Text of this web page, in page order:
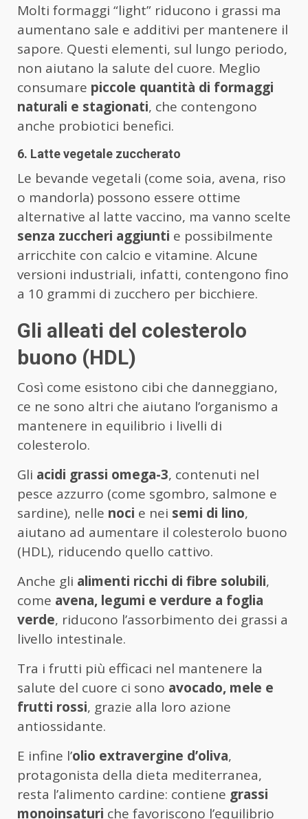
Molti formaggi “light” riducono i grassi ma
aumentano sale e additivi per mantenere il
sapore. Questi elementi, sul lungo periodo,
non aiutano la salute del cuore. Meglio
consumare piccole quantità di formaggi
naturali e stagionati, che contengono
anche probiotici benefici.
6. Latte vegetale zuccherato
Le bevande vegetali (come soia, avena, riso
o mandorla) possono essere ottime
alternative al latte vaccino, ma vanno scelte
senza zuccheri aggiunti e possibilmente
arricchite con calcio e vitamine. Alcune
versioni industriali, infatti, contengono fino
a 10 grammi di zucchero per bicchiere.
Gli alleati del colesterolo
buono (HDL)
Così come esistono cibi che danneggiano,
ce ne sono altri che aiutano l’organismo a
mantenere in equilibrio i livelli di
colesterolo.
Gli acidi grassi omega-3, contenuti nel
pesce azzurro (come sgombro, salmone e
sardine), nelle noci e nei semi di lino,
aiutano ad aumentare il colesterolo buono
(HDL), riducendo quello cattivo.
Anche gli alimenti ricchi di fibre solubili,
come avena, legumi e verdure a foglia
verde, riducono l’assorbimento dei grassi a
livello intestinale.
Tra i frutti più efficaci nel mantenere la
salute del cuore ci sono avocado, mele e
frutti rossi, grazie alla loro azione
antiossidante.
E infine l’olio extravergine d’oliva,
protagonista della dieta mediterranea,
resta l’alimento cardine: contiene grassi
monoinsaturi che favoriscono l’equilibrio